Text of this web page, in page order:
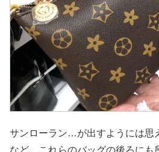
サンローラン…が出すようには思